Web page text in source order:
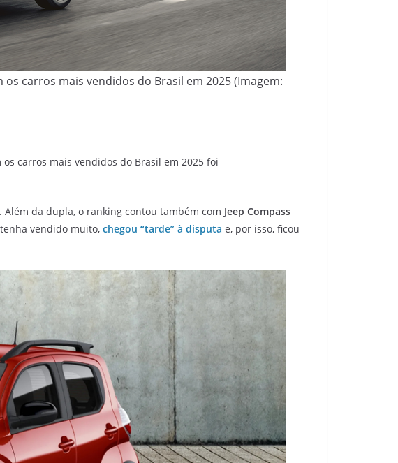
carros mais vendidos do Brasil em 2025 (Imagem:
os carros mais vendidos do Brasil em 2025 foi
. Além da dupla, o ranking contou também com Jeep Compass
vendido muito, chegou “tarde” à disputa e, por isso, ficou